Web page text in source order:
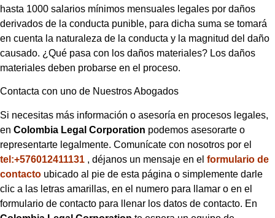
hasta 1000 salarios mínimos mensuales legales por daños
derivados de la conducta punible, para dicha suma se tomará
en cuenta la naturaleza de la conducta y la magnitud del daño
causado. ¿Qué pasa con los daños materiales? Los daños
materiales deben probarse en el proceso.
Contacta con uno de Nuestros Abogados
Si necesitas más información o asesoría en procesos legales,
en Colombia Legal Corporation podemos asesorarte o
representarte legalmente. Comunícate con nosotros por el
tel:+576012411131 , déjanos un mensaje en el formulario de
contacto ubicado al pie de esta página o simplemente darle
clic a las letras amarillas, en el numero para llamar o en el
formulario de contacto para llenar los datos de contacto. En